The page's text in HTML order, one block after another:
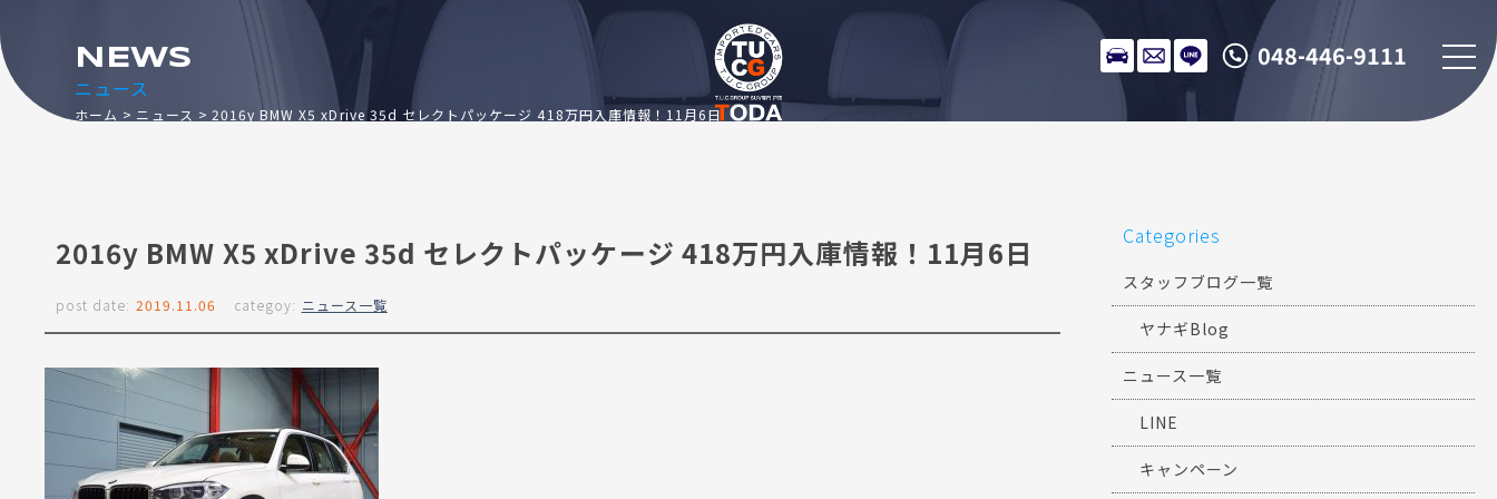
048-446-9111
ニュース
NEWS
ホーム ニュース 2016y BMW X5 xDrive 35d セレクトパッケージ 418万円入庫情報！11月6日
2016y BMW X5 xDrive 35d セレクトパッケージ 418万円入庫情報！11月6日
post date: 2019.11.06 categoy: ニュース一覧
Categories
スタッフブログ一覧
ヤナギBlog
ニュース一覧
LINE
キャンペーン